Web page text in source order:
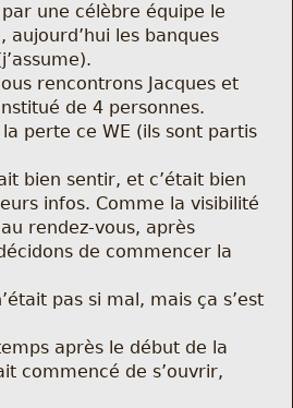
une célèbre équipe le
aujourd’hui les banques
rencontrons Jacques et
de 4 personnes.
perte ce WE (ils sont partis
bien sentir, et c’était bien
infos. Comme la visibilité
rendez-vous, après
de commencer la
pas si mal, mais ça s’est
après le début de la
commencé de s’ouvrir,